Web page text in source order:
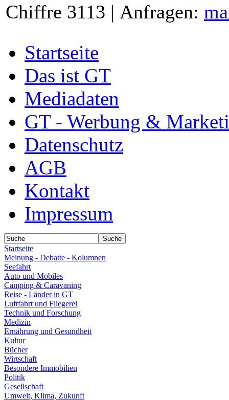
Chiffre 3113 | Anfragen:
Startseite
Das ist GT
Mediadaten
GT - Werbung &
Datenschutz
AGB
Kontakt
Impressum
Startseite
Meinung - Debatte - Kolumnen
Seefahrt
Auto und Mobiles
Camping & Caravaning
Reise - Länder in GT
Luftfahrt und Fliegerei
Technik und Forschung
Medizin
Ernährung und Gesundheit
Kultur
Bücher
Wirtschaft
Besondere Immobilien
Politik
Gesellschaft
Umwelt, Klima, Zukunft